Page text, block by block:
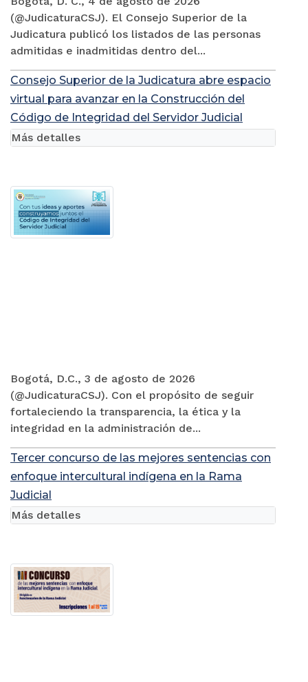
(@JudicaturaCSJ). El Consejo Superior de la
Judicatura publicó los listados de las personas
admitidas e inadmitidas dentro del...
Consejo Superior de la Judicatura abre espacio
virtual para avanzar en la Construcción del
Código de Integridad del Servidor Judicial
Bogotá, D.C., 3 de agosto de 2026
(@JudicaturaCSJ). Con el propósito de seguir
fortaleciendo la transparencia, la ética y la
integridad en la administración de...
Más detalles
Tercer concurso de las mejores sentencias con
enfoque intercultural indígena en la Rama
Judicial
Más detalles